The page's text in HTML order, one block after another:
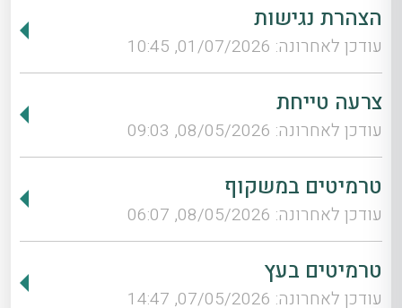
הצהרת נגישות
עודכן לאחרונה: 01/07/2026, 10:45
צרעה טייחת
עודכן לאחרונה: 08/05/2026, 09:03
טרמיטים במשקוף
עודכן לאחרונה: 08/05/2026, 06:07
טרמיטים בעץ
עודכן לאחרונה: 07/05/2026, 14:47